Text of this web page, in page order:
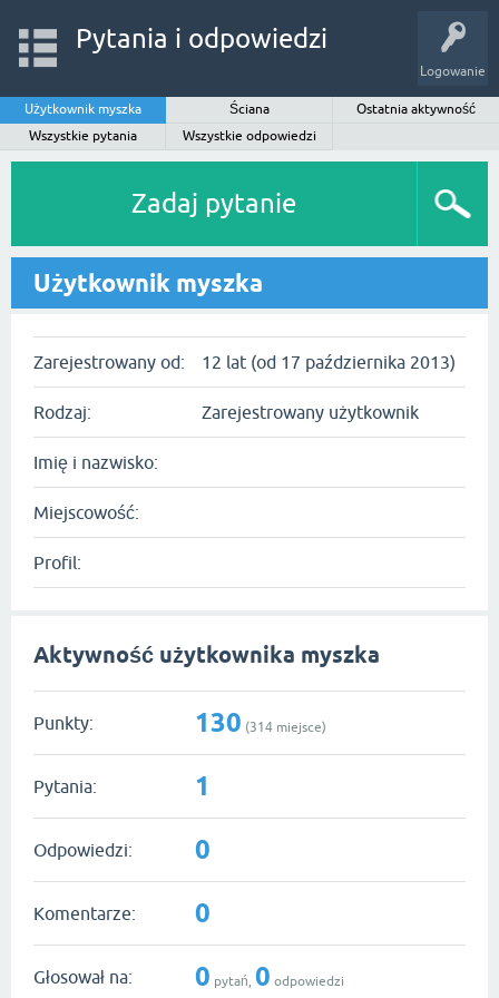
Logowanie
Pytania i odpowiedzi
Użytkownik myszka Ściana
Ostatnia aktywność
Wszystkie pytania
Wszystkie odpowiedzi
Zadaj pytanie
Użytkownik myszka
Zarejestrowany od: 12 lat (od 17 października 2013)
Rodzaj: Zarejestrowany użytkownik
Imię i nazwisko:
Miejscowość:
Profil:
Aktywność użytkownika myszka
Punkty: 130 (314 miejsce)
Pytania: 1
Odpowiedzi: 0
Komentarze: 0
Głosował na: 0 pytań, 0 odpowiedzi